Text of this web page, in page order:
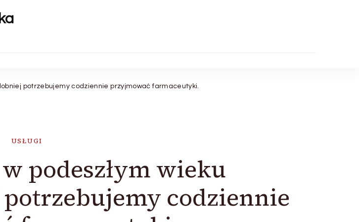
potrzebujemy codziennie przyjmować farmaceutyki.
USŁUGI
podeszłym wieku
codziennie